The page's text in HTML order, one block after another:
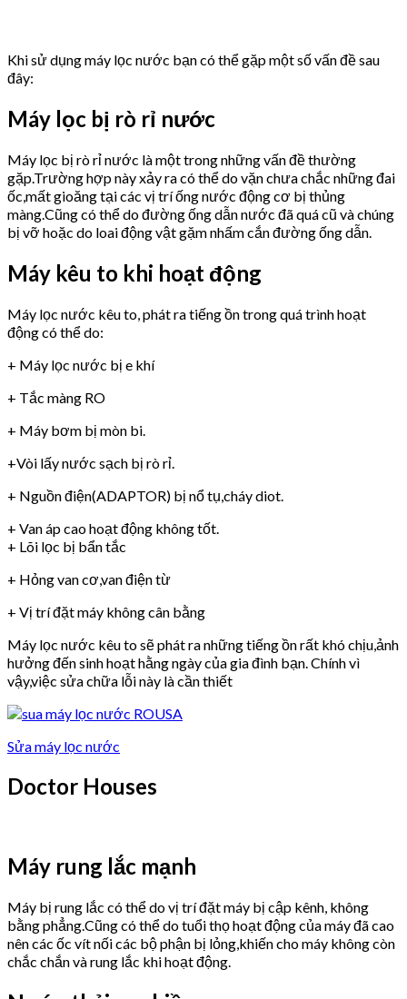
Khi sử dụng máy lọc nước bạn có thể gặp một số vấn đề sau
đây:
Máy lọc bị rò rỉ nước
Máy lọc bị rò rỉ nước là một trong những vấn đề thường
gặp.Trường hợp này xảy ra có thể do vặn chưa chắc những đai
ốc,mất gioăng tại các vị trí ống nước động cơ bị thủng
màng.Cũng có thể do đường ống dẫn nước đã quá cũ và chúng
bị vỡ hoặc do loai động vật gặm nhấm cắn đường ống dẫn.
Máy kêu to khi hoạt động
Máy lọc nước kêu to, phát ra tiếng ồn trong quá trình hoạt
động có thể do:
+ Máy lọc nước bị e khí
+ Tắc màng RO
+ Máy bơm bị mòn bi.
+Vòi lấy nước sạch bị rò rỉ.
+ Nguồn điện(ADAPTOR) bị nổ tụ,cháy diot.
+ Van áp cao hoạt động không tốt.
+ Lõi lọc bị bẩn tắc
+ Hỏng van cơ,van điện từ
+ Vị trí đặt máy không cân bằng
Máy lọc nước kêu to sẽ phát ra những tiếng ồn rất khó chịu,ảnh
hưởng đến sinh hoạt hằng ngày của gia đình bạn. Chính vì
vậy,việc sửa chữa lỗi này là cần thiết
Sửa máy lọc nước
Doctor Houses
Máy rung lắc mạnh
Máy bị rung lắc có thể do vị trí đặt máy bị cập kênh, không
bằng phẳng.Cũng có thể do tuổi thọ hoạt động của máy đã cao
nên các ốc vít nối các bộ phận bị lỏng,khiến cho máy không còn
chắc chắn và rung lắc khi hoạt động.